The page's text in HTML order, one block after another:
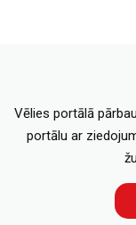
Vēlies portālā
portālu ar